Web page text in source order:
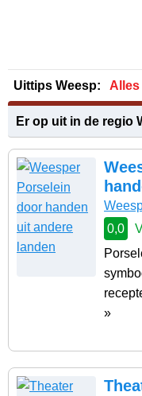
Uittips Weesp: Alles
Er op uit in de regio
0,0
»